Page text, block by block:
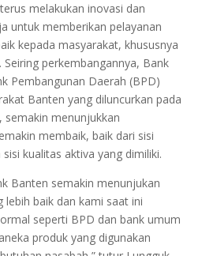
melakukan inovasi dan
untuk memberikan pelayanan
kepada masyarakat, khususnya
perkembangannya, Bank
Pembangunan Daerah (BPD)
Banten yang diluncurkan pada
semakin menunjukkan
membaik, baik dari sisi
kualitas aktiva yang dimiliki.
Banten semakin menunjukan
lebih baik dan kami saat ini
seperti BPD dan bank umum
produk yang digunakan